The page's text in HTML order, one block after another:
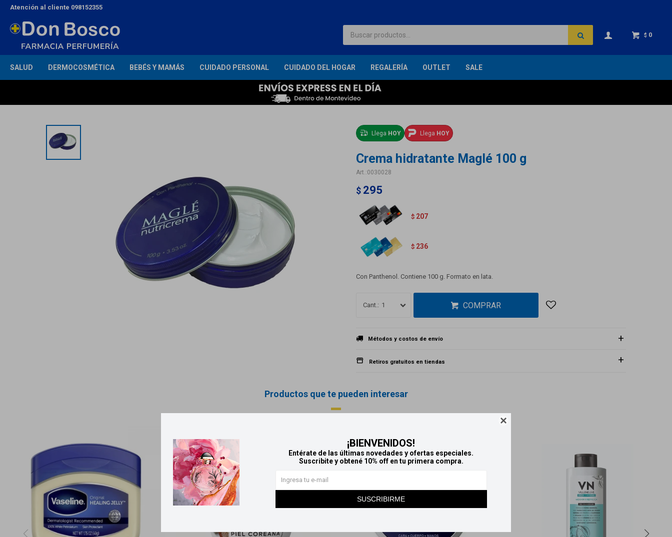

¡BIENVENIDOS!
Entérate de las últimas novedades y ofertas especiales.
Suscribite y obtené 10% off en tu primera compra.
SUSCRIBIRME
SALUD DERMOCOSMÉTICA BEBÉS Y MAMÁS CUIDADO PERSONAL CUIDADO DEL HOGAR REGALERÍA OUTLET SALE
$ 0
Atención al cliente 098152355
Llega HOY Llega HOY
Crema hidratante Maglé 100 g
0030028
$ 295
$ 207
$ 236
Con Panthenol. Contiene 100 g. Formato en lata.
1 COMPRAR
Métodos y costos de envío
Retiros gratuitos en tiendas
Productos que te pueden interesar